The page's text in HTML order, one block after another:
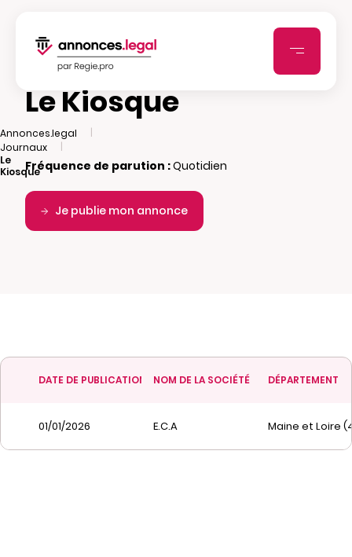
Annonces.legal
|
Journaux
|
Le
Kiosque
Le Kiosque
Fréquence de parution :Quotidien
Je publie mon annonce
DATE DE PUBLICATION NOM DE LA SOCIÉTÉ DÉPARTEMENT
01/01/2026 E.C.A Maine et Loire